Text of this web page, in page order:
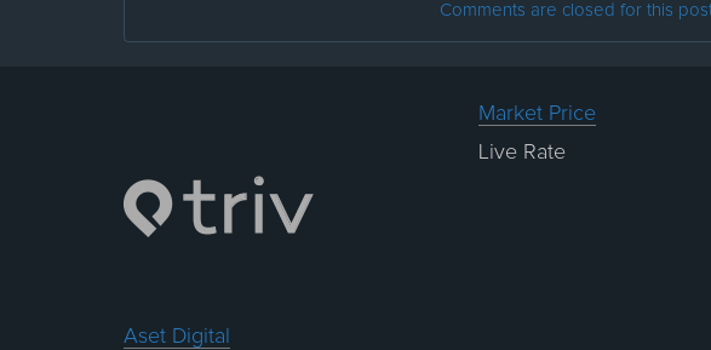
Comments are closed for this
Market Price
Live Rate
Aset Digital